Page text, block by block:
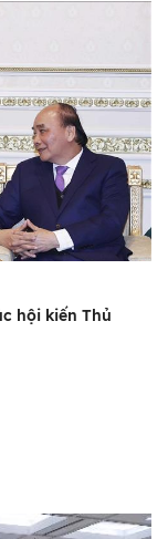
hội kiến Thủ